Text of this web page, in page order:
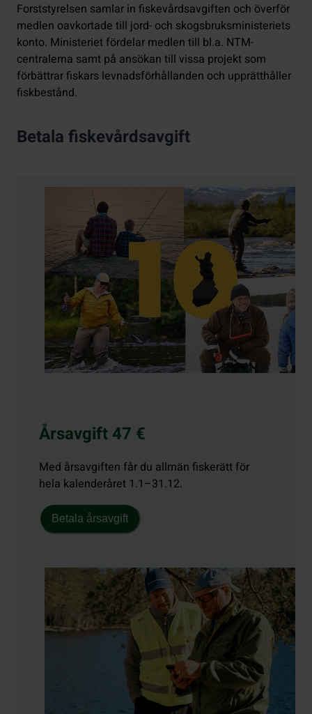
Forststyrelsen samlar in fiskevårdsavgiften och överför
medlen oavkortade till jord- och skogsbruksministeriets
konto. Ministeriet fördelar medlen till bl.a. NTM-
centralerna samt på ansökan till vissa projekt som
förbättrar fiskars levnadsförhållanden och upprätthåller
fiskbestånd.
Betala fiskevårdsavgift
Årsavgift 47 €
Med årsavgiften får du allmän fiskerätt för
hela kalenderåret 1.1–31.12.
Betala årsavgift